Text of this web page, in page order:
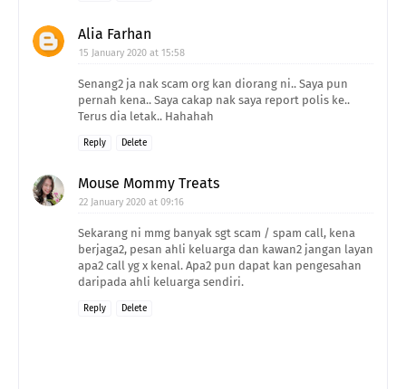
Alia Farhan
15 January 2020 at 15:58
Senang2 ja nak scam org kan diorang ni.. Saya pun
pernah kena.. Saya cakap nak saya report polis ke..
Terus dia letak.. Hahahah
Reply Delete
Mouse Mommy Treats
22 January 2020 at 09:16
Sekarang ni mmg banyak sgt scam / spam call, kena
berjaga2, pesan ahli keluarga dan kawan2 jangan layan
apa2 call yg x kenal. Apa2 pun dapat kan pengesahan
daripada ahli keluarga sendiri.
Reply Delete